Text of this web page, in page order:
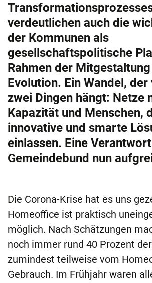
verdeutlichen auch die
der Kommunen als
gesellschaftspolitische
Rahmen der
Evolution. Ein Wandel,
zwei Dingen hängt: Netze
Kapazität und Menschen,
innovative und smarte
einlassen. Eine
Gemeindebund nun
Die Corona-Krise hat es uns
Homeoffice ist praktisch
möglich. Nach Schätzungen
noch immer rund 40 Prozent
zumindest teilweise vom
Gebrauch. Im Frühjahr waren